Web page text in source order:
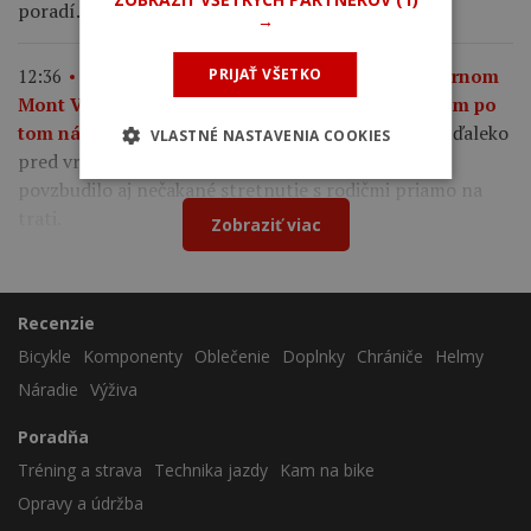
poradí.
12:36
Kasia Niewiadoma po triumfe na legendárnom
Mont Ventoux: Nešlo mi iba o víťazstvo, túžila som po
tom nádhernom pocite. Poľská cyklistka zaútočila ďaleko
pred vrcholom, pričom k emotívnemu triumfu ju
povzbudilo aj nečakané stretnutie s rodičmi priamo na
Zobraziť viac
Recenzie
Bicykle
Komponenty Oblečenie Doplnky Chrániče
Helmy
Náradie Výživa
Poradňa
Tréning a strava
Technika jazdy
Kam na bike
Opravy a údržba
→
PRIJAŤ VŠETKO
VLASTNÉ NASTAVENIA COOKIES